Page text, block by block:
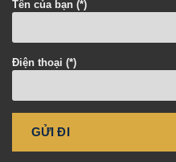
Tên của bạn (*)
Điện thoại (*)